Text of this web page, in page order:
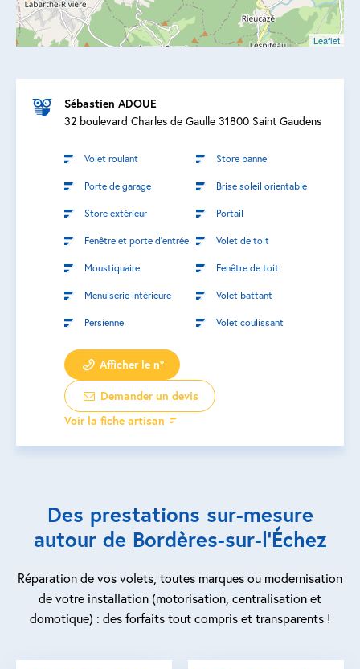
Leaflet
Sébastien ADOUE
32 boulevard Charles de Gaulle 31800 Saint Gaudens
Volet roulant Store banne
Porte de garage Brise soleil orientable
Store extérieur Portail
Fenêtre et porte d’entrée Volet de toit
Moustiquaire Fenêtre de toit
Menuiserie intérieure Volet battant
Persienne Volet coulissant
Afficher le n°
Demander un devis
Voir la fiche artisan
Des prestations sur-mesure
autour de Bordères-sur-l’Échez
Réparation de vos volets, toutes marques ou modernisation
de votre installation (motorisation, centralisation et
domotique) : des forfaits tout compris et transparents !